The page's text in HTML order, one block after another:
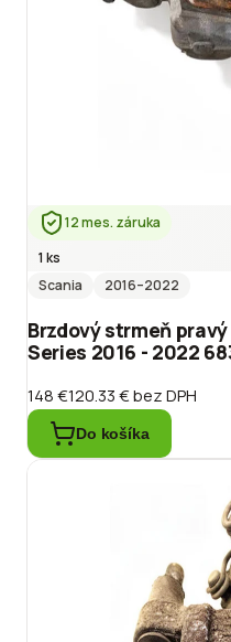
12 mes. záruka
1 ks
Scania
2016–2022
Brzdový strmeň pravý
Series 2016 - 2022
148 €120.33 €bez DPH
Do košíka